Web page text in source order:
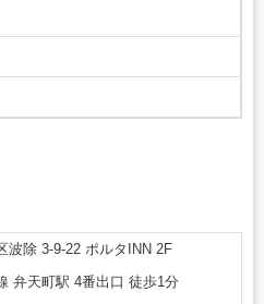
波除 3-9-22 ポルタINN 2F
弁天町駅 4番出口 徒歩1分